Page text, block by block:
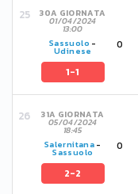
30A GIORNATA
01/04/2024
13:00
Sassuolo -
Udinese
1-1
0
31A GIORNATA
05/04/2024
18:45
Salernitana-
Sassuolo
2-2
0